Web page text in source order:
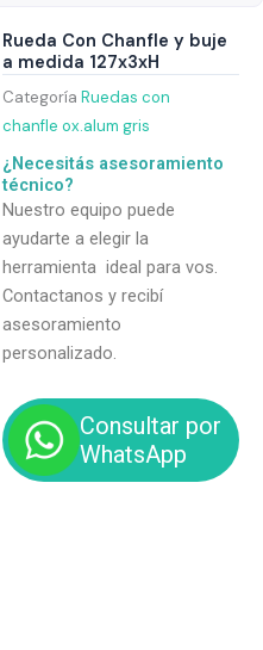
Rueda Con Chanfle y buje
a medida 127x3xH
Categoría Ruedas con
chanfle ox.alum gris
¿Necesitás asesoramiento
técnico?
Nuestro equipo puede
ayudarte a elegir la
herramienta ideal para vos.
Contactanos y recibí
asesoramiento
personalizado.
Consultar por
WhatsApp